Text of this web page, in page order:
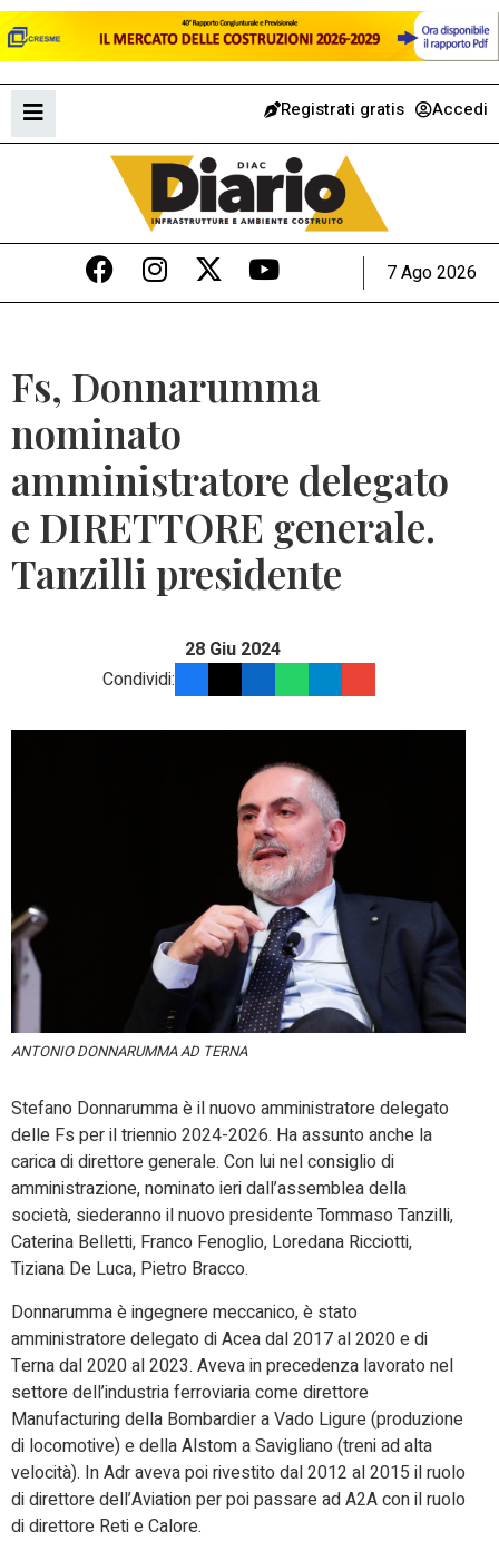
Registrati gratis Accedi
7 Ago 2026
Fs, Donnarumma
nominato
amministratore delegato
e DIRETTORE generale.
Tanzilli presidente
28 Giu 2024
Condividi:
ANTONIO DONNARUMMA AD TERNA
Stefano Donnarumma è il nuovo amministratore delegato
delle Fs per il triennio 2024-2026. Ha assunto anche la
carica di direttore generale. Con lui nel consiglio di
amministrazione, nominato ieri dall’assemblea della
società, siederanno il nuovo presidente Tommaso Tanzilli,
Caterina Belletti, Franco Fenoglio, Loredana Ricciotti,
Tiziana De Luca, Pietro Bracco.
Donnarumma è ingegnere meccanico, è stato
amministratore delegato di Acea dal 2017 al 2020 e di
Terna dal 2020 al 2023. Aveva in precedenza lavorato nel
settore dell’industria ferroviaria come direttore
Manufacturing della Bombardier a Vado Ligure (produzione
di locomotive) e della Alstom a Savigliano (treni ad alta
velocità). In Adr aveva poi rivestito dal 2012 al 2015 il ruolo
di direttore dell’Aviation per poi passare ad A2A con il ruolo
di direttore Reti e Calore.